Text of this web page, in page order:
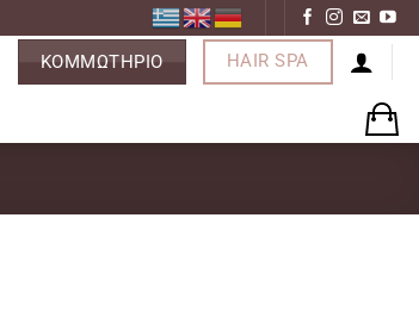
ΚΟΜΜΩΤΗΡΙΟ HAIR SPA